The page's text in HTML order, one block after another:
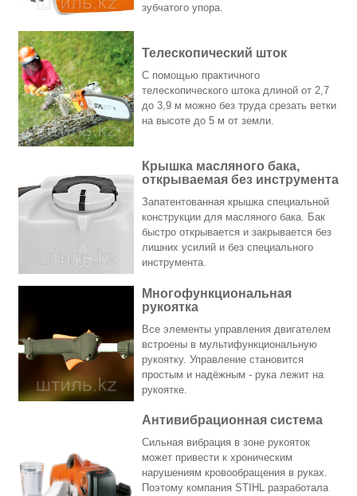
зубчатого упора.
Телескопический шток
С помощью практичного
телескопического штока длиной от 2,7
до 3,9 м можно без труда срезать ветки
на высоте до 5 м от земли.
Крышка масляного бака,
открываемая без инструмента
Запатентованная крышка специальной
конструкции для масляного бака. Бак
быстро открывается и закрывается без
лишних усилий и без специального
инструмента.
Многофункциональная
рукоятка
Все элементы управления двигателем
встроены в мультифункциональную
рукоятку. Управление становится
простым и надёжным - рука лежит на
рукоятке.
Антивибрационная система
Сильная вибрация в зоне рукояток
может привести к хроническим
нарушениям кровообращения в руках.
Поэтому компания STIHL разработала